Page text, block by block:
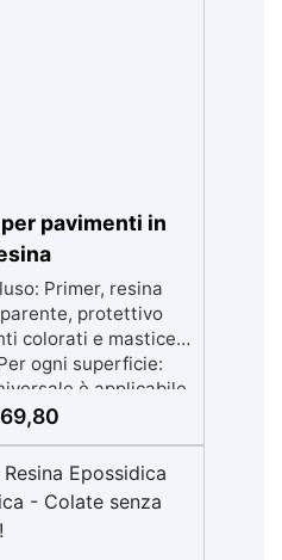
pavimenti in
Primer, resina
protettivo
colorati e mastice
ogni superficie:
è applicabile
piastrelle e superfici
completa inclusa,
dalla preparazione
finitura protettiva
professionali: